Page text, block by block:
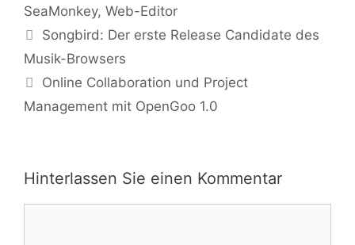
SeaMonkey, Web-Editor
Songbird: Der erste Release Candidate des
Musik-Browsers
Online Collaboration und Project
Management mit OpenGoo 1.0
Hinterlassen Sie einen Kommentar